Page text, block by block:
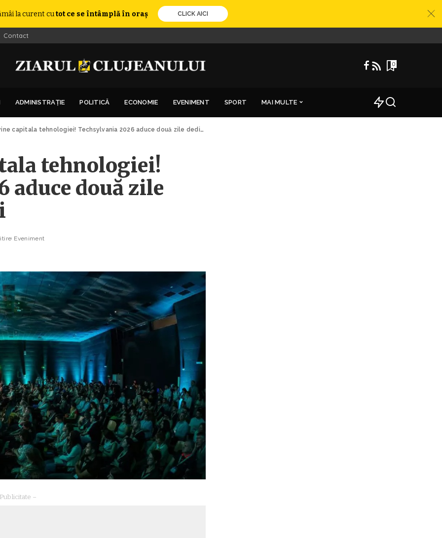
la curent cutot ce se întâmplă în oraș CLICK AICI
Contact
0
ADMINISTRAȚIE POLITICĂ ECONOMIE EVENIMENT SPORT MAI MULTE
capitala tehnologiei! Techsylvania 2026 aduce două zile dedicate viitorului
tehnologiei!
aduce două zile
Eveniment
–